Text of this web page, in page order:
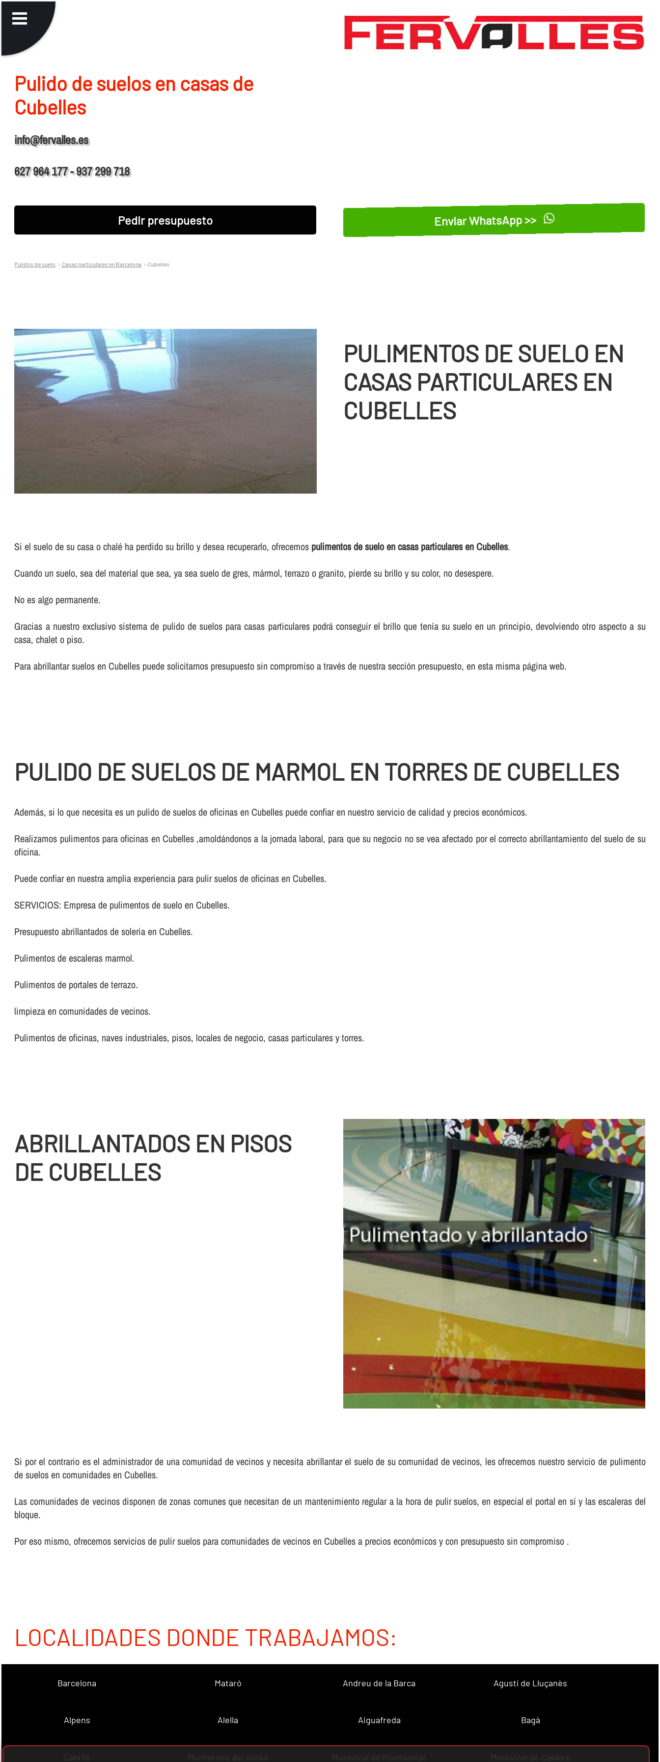
Pulido de suelos en casas de
Cubelles
info@fervalles.es
627 964 177 - 937 299 718
Pedir presupuesto Enviar WhatsApp >>
Pulidos de suelo Casas particulares en Barcelona Cubelles
PULIMENTOS DE SUELO EN
CASAS PARTICULARES EN
CUBELLES
Si el suelo de su casa o chalé ha perdido su brillo y desea recuperarlo, ofrecemos pulimentos de suelo en casas particulares en Cubelles.
Cuando un suelo, sea del material que sea, ya sea suelo de gres, mármol, terrazo o granito, pierde su brillo y su color, no desespere.
No es algo permanente.
Gracias a nuestro exclusivo sistema de pulido de suelos para casas particulares podrá conseguir el brillo que tení­a su suelo en un principio, devolviendo otro aspecto a su
casa, chalet o piso.
Para abrillantar suelos en Cubelles puede solicitarnos presupuesto sin compromiso a través de nuestra sección presupuesto, en esta misma página web.
PULIDO DE SUELOS DE MARMOL EN TORRES DE CUBELLES
Además, si lo que necesita es un pulido de suelos de oficinas en Cubelles puede confiar en nuestro servicio de calidad y precios económicos.
Realizamos pulimentos para oficinas en Cubelles ,amoldándonos a la jornada laboral, para que su negocio no se vea afectado por el correcto abrillantamiento del suelo de su
oficina.
Puede confiar en nuestra amplia experiencia para pulir suelos de oficinas en Cubelles.
SERVICIOS: Empresa de pulimentos de suelo en Cubelles.
Presupuesto abrillantados de soleria en Cubelles.
Pulimentos de escaleras marmol.
Pulimentos de portales de terrazo.
limpieza en comunidades de vecinos.
Pulimentos de oficinas, naves industriales, pisos, locales de negocio, casas particulares y torres.
ABRILLANTADOS EN PISOS
DE CUBELLES
Si por el contrario es el administrador de una comunidad de vecinos y necesita abrillantar el suelo de su comunidad de vecinos, les ofrecemos nuestro servicio de pulimento
de suelos en comunidades en Cubelles.
Las comunidades de vecinos disponen de zonas comunes que necesitan de un mantenimiento regular a la hora de pulir suelos, en especial el portal en sí­ y las escaleras del
bloque.
Por eso mismo, ofrecemos servicios de pulir suelos para comunidades de vecinos en Cubelles a precios económicos y con presupuesto sin compromiso .
LOCALIDADES DONDE TRABAJAMOS:
Barcelona Mataró Andreu de la Barca Agustí de Lluçanès
Alpens Alella Aiguafreda Bagà
Cabrils Montornès del Vallès Monistrol de Montserrat Monistrol de Calders